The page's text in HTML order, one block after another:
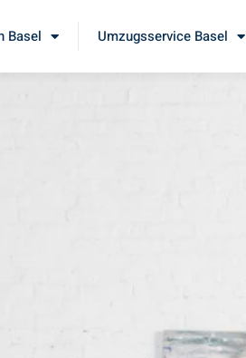
Basel Umzugsservice Basel